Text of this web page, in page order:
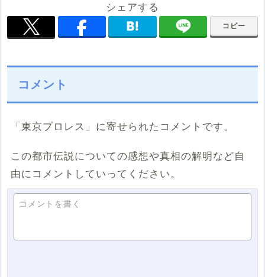
シェアする
コピー
コメント
「東京プロレス」に寄せられたコメントです。
この都市伝説についての感想や真相の解明など自
由にコメントしていってください。
コメントを書く